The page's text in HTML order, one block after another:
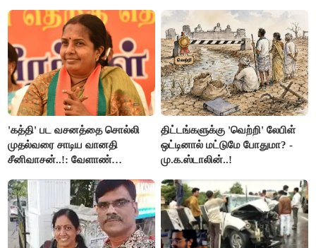
இளங்கோ
'கத்தி' பட வசனத்தை சொல்லி
முதல்வரை சாடிய வானதி
சீனிவாசன்..!: வேளாண்
எதிர்ப்பு!
திட்டங்களுக்கு 'வெற்றி' லேபிள்
ஒட்டினால் மட்டுமே போதுமா? -
மு.க.ஸ்டாலின்..!